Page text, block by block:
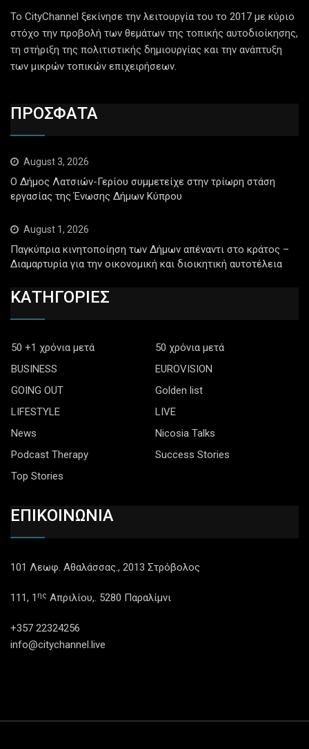
Το CityChannel ξεκίνησε την λειτουργία του το 2017 με κύριο
στόχο την προβολή των θεμάτων της τοπικής αυτοδιοίκησης,
τη στήριξη της πολιτιστικής δημιουργίας και την ανάπτυξη
των μικρών τοπικών επιχειρήσεων.
ΠΡΟΣΦΑΤΑ
August 3, 2026
Ο Δήμος Λατσιών-Γερίου συμμετείχε στην τρίωρη στάση
εργασίας της Ένωσης Δήμων Κύπρου
August 1, 2026
Παγκύπρια κινητοποίηση των Δήμων απέναντι στο κράτος –
Διαμαρτυρία για την οικονομική και διοικητική αυτοτέλεια
ΚΑΤΗΓΟΡΙΕΣ
50 +1 χρόνια μετά
50 χρόνια μετά
BUSINESS
EUROVISION
GOING OUT
Golden list
LIFESTYLE
LIVE
News
Nicosia Talks
Podcast Therapy
Success Stories
Top Stories
ΕΠΙΚΟΙΝΩΝΙΑ
101 Λεωφ. Αθαλάσσας., 2013 Στρόβολος
111, 1 ης Απριλίου,. 5280 Παραλίμνι
+357 22324256
info@citychannel.live